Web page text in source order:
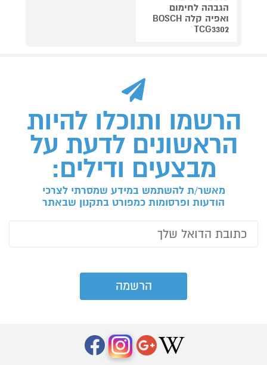
הגבהה לחימום
ואפיה קלה BOSCH
TCG3302
הרשמו ותוכלו להיות
הראשונים לדעת על
מבצעים ודילים:
מאשר/ת להשתמש במידע שמסרתי לצרכי
הודעות ופרסומות כמפורט בתקנון שבאתר